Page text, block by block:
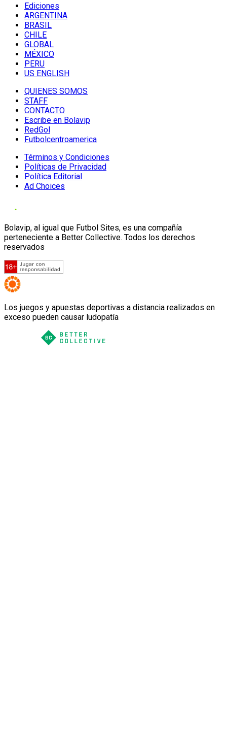
Ediciones
ARGENTINA
BRASIL
CHILE
GLOBAL
MÉXICO
PERU
US ENGLISH
QUIENES SOMOS
STAFF
CONTACTO
Escribe en Bolavip
RedGol
Futbolcentroamerica
Términos y Condiciones
Políticas de Privacidad
Política Editorial
Ad Choices
Bolavip, al igual que Futbol Sites, es una compañía
perteneciente a Better Collective. Todos los derechos
reservados
Los juegos y apuestas deportivas a distancia realizados en
exceso pueden causar ludopatía